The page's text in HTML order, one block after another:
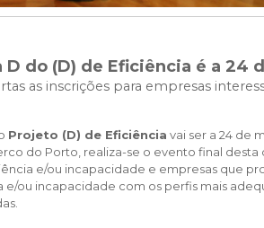
D do (D) de Eficiência é a 24
as inscrições para empresas
Projeto (D) de Eficiência vai ser a 24 de
do Porto, realiza-se o evento final
e/ou incapacidade e empresas que
e/ou incapacidade com os perfis mais